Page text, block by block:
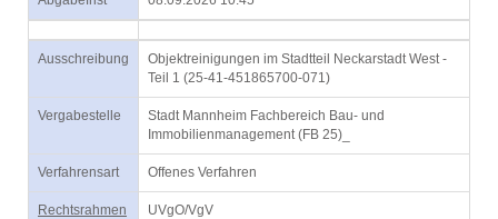
Ausschreibung
Objektreinigungen im Stadtteil Neckarstadt West -
Teil 1 (25-41-451865700-071)
Vergabestelle
Stadt Mannheim Fachbereich Bau- und
Immobilienmanagement (FB 25)_
Verfahrensart Offenes Verfahren
Rechtsrahmen UVgO/VgV